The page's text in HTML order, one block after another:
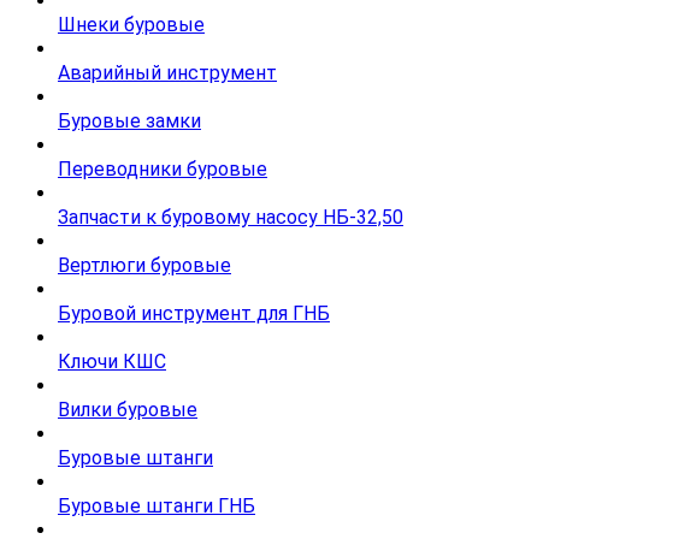
Шнеки буровые
Аварийный инструмент
Буровые замки
Переводники буровые
Запчасти к буровому насосу НБ-32,50
Вертлюги буровые
Буровой инструмент для ГНБ
Ключи КШС
Вилки буровые
Буровые штанги
Буровые штанги ГНБ